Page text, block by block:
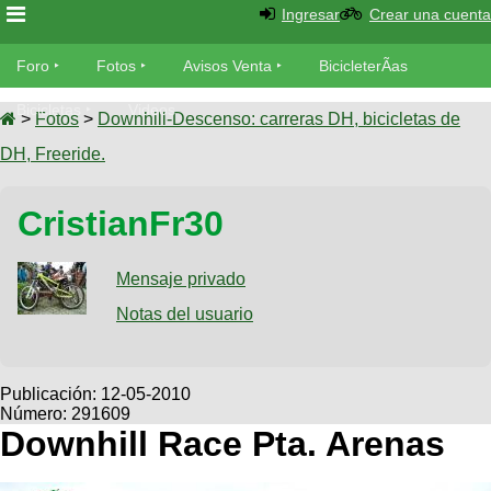
Foro
Foro
TÃ©cnica
Fotos
tu foto
Galeria
XC
Viajes
Descenso
SUBÃ
tu
Buscar
Ultimos
Fotos
BicicleterÃ­
as
Bicicletas
Tandem
Videos
Cicloturismo
Ingresar Crear una cuenta
Foro Fotos Avisos Venta BicicleterÃ­as
Bicicletas Videos
> Fotos > Downhill-Descenso: carreras DH, bicicletas de
DH, Freeride.
CristianFr30
Mensaje privado
Notas del usuario
Publicación: 12-05-2010
Número: 291609
Downhill Race Pta. Arenas